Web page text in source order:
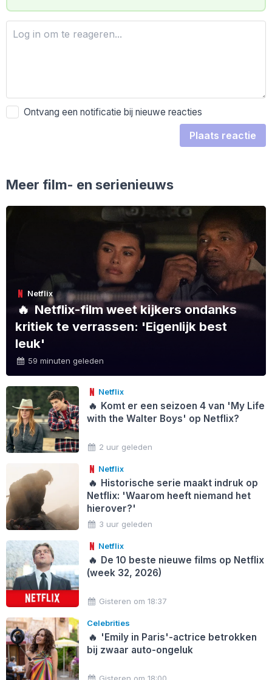
Ontvang een notificatie bij nieuwe reacties
Plaats reactie
Meer film- en serienieuws
Netflix
🔥 Netflix-film weet kijkers ondanks
kritiek te verrassen: 'Eigenlijk best
leuk'
59 minuten geleden
Netflix
🔥 Komt er een seizoen 4 van 'My Life
with the Walter Boys' op Netflix?
2 uur geleden
Netflix
🔥 Historische serie maakt indruk op
Netflix: 'Waarom heeft niemand het
hierover?'
3 uur geleden
Netflix
🔥 De 10 beste nieuwe films op Netflix
(week 32, 2026)
Gisteren om 18:37
Celebrities
🔥 'Emily in Paris'-actrice betrokken
bij zwaar auto-ongeluk